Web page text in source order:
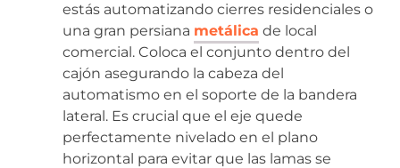
estás automatizando cierres residenciales o
una gran persiana metálica de local
comercial. Coloca el conjunto dentro del
cajón asegurando la cabeza del
automatismo en el soporte de la bandera
lateral. Es crucial que el eje quede
perfectamente nivelado en el plano
horizontal para evitar que las lamas se